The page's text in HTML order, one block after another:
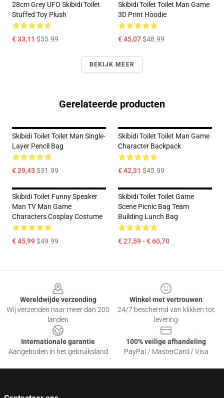
28cm Grey UFO Skibidi Toilet
Stuffed Toy Plush
€ 33,11 $35.99
Skibidi Toilet Toilet Man Game
3D Print Hoodie
€ 45,07$48.99
BEKIJK MEER
Gerelateerde producten
Skibidi Toilet Toilet Man Single-
Layer Pencil Bag
€ 29,43 $31.99
Skibidi Toilet Toilet Man Game
Character Backpack
€ 42,31 $45.99
Skibidi Toilet Funny Speaker
Man TV Man Game
Characters Cosplay Costume
€ 45,99$49.99
Skibidi Toilet Toilet Game
Scene Picnic Bag Team
Building Lunch Bag
€ 27,59 - € 60,70
Wereldwijde verzending
Wij verzenden naar meer dan 200
landen
Winkel met vertrouwen
24/7 beschermd van klikken tot
levering
Internationale garantie
Aangeboden in het gebruiksland
100% veilige afhandeling
PayPal / MasterCard / Visa